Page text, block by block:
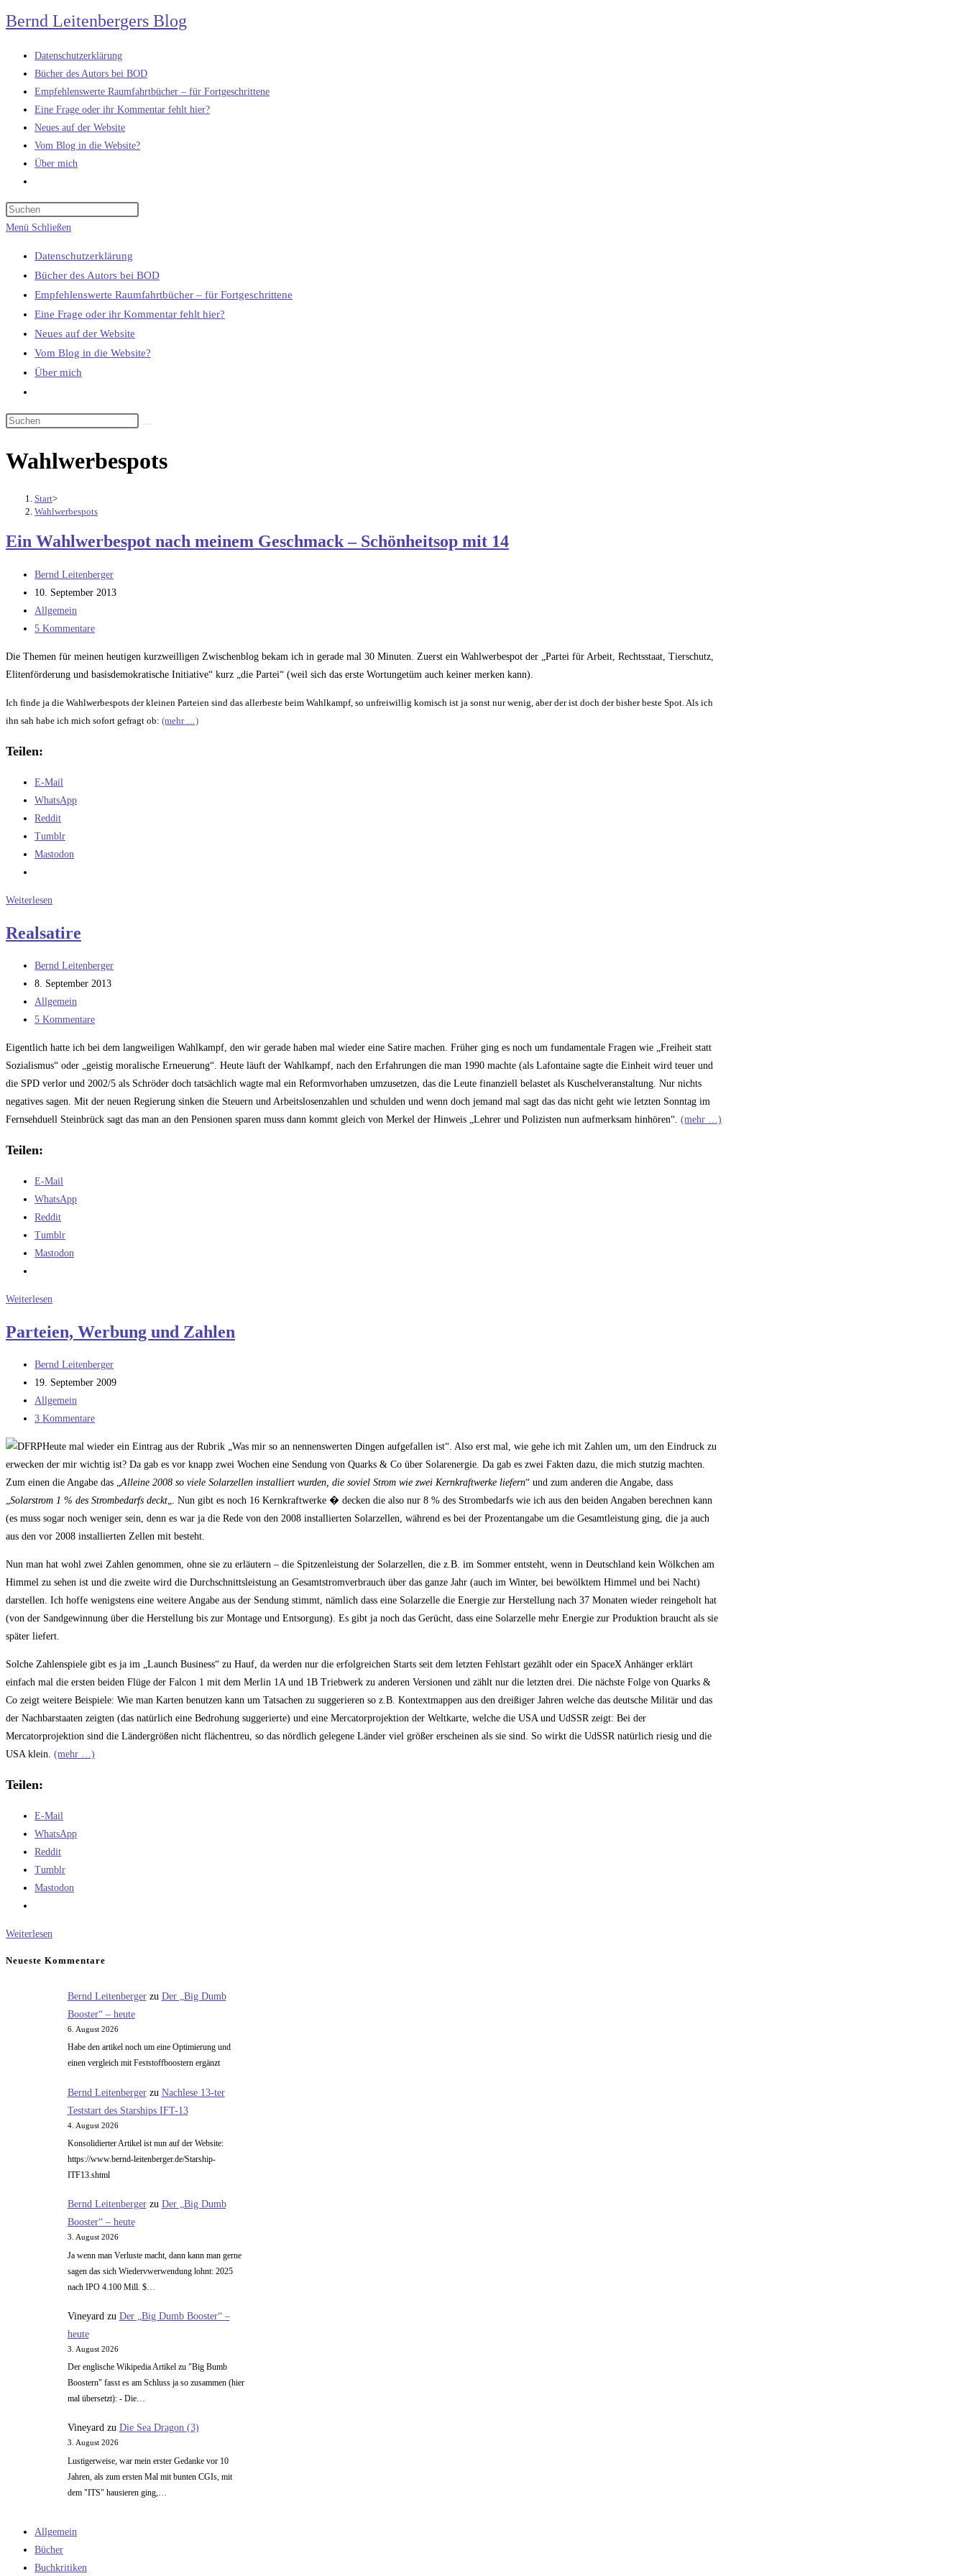
Zum
Inhalt
springen
Bernd Leitenbergers Blog
Datenschutzerklärung
Bücher des Autors bei BOD
Empfehlenswerte Raumfahrtbücher – für Fortgeschrittene
Eine Frage oder ihr Kommentar fehlt hier?
Neues auf der Website
Vom Blog in die Website?
Über mich
umschalten
Menü Schließen
Datenschutzerklärung
Bücher des Autors bei BOD
Empfehlenswerte Raumfahrtbücher – für Fortgeschrittene
Eine Frage oder ihr Kommentar fehlt hier?
Neues auf der Website
Vom Blog in die Website?
Über mich
umschalten
Wahlwerbespots
Start>
Wahlwerbespots
Ein Wahlwerbespot nach meinem Geschmack – Schönheitsop mit 14
Beitrags-
Autor:
Bernd Leitenberger
Beitrag
veröffentlicht:
10. September 2013
Beitrags-
Kategorie:
Allgemein
Beitrags-
5 Kommentare
Die Themen für meinen heutigen kurzweilligen Zwischenblog bekam ich in gerade mal 30 Minuten. Zuerst ein Wahlwerbespot der „Partei für Arbeit, Rechtsstaat, Tierschutz,
Elitenförderung und basisdemokratische Initiative“ kurz „die Partei“ (weil sich das erste Wortungetüm auch keiner merken kann).
Ich finde ja die Wahlwerbespots der kleinen Parteien sind das allerbeste beim Wahlkampf, so unfreiwillig komisch ist ja sonst nur wenig, aber der ist doch der bisher beste Spot. Als ich
ihn sah habe ich mich sofort gefragt ob: (mehr …)
Teilen:
E-Mail
WhatsApp
Reddit
Tumblr
Mastodon
Weiterlesen
nach
Geschmack
–
Schönheitsop
mit
14
Realsatire
Beitrags-
Autor:
Bernd Leitenberger
Beitrag
veröffentlicht:
8. September 2013
Beitrags-
Kategorie:
Allgemein
Beitrags-
5 Kommentare
Eigentlich hatte ich bei dem langweiligen Wahlkampf, den wir gerade haben mal wieder eine Satire machen. Früher ging es noch um fundamentale Fragen wie „Freiheit statt
Sozialismus“ oder „geistig moralische Erneuerung“. Heute läuft der Wahlkampf, nach den Erfahrungen die man 1990 machte (als Lafontaine sagte die Einheit wird teuer und
die SPD verlor und 2002/5 als Schröder doch tatsächlich wagte mal ein Reformvorhaben umzusetzen, das die Leute finanziell belastet als Kuschelveranstaltung. Nur nichts
negatives sagen. Mit der neuen Regierung sinken die Steuern und Arbeitslosenzahlen und schulden und wenn doch jemand mal sagt das das nicht geht wie letzten Sonntag im
Fernsehduell Steinbrück sagt das man an den Pensionen sparen muss dann kommt gleich von Merkel der Hinweis „Lehrer und Polizisten nun aufmerksam hinhören“. (mehr …)
Teilen:
E-Mail
WhatsApp
Reddit
Tumblr
Mastodon
Weiterlesen
Parteien, Werbung und Zahlen
Beitrags-
Autor:
Bernd Leitenberger
Beitrag
veröffentlicht:
19. September 2009
Beitrags-
Kategorie:
Allgemein
Beitrags-
3 Kommentare
Heute mal wieder ein Eintrag aus der Rubrik „Was mir so an nennenswerten Dingen aufgefallen ist“. Also erst mal, wie gehe ich mit Zahlen um, um den Eindruck zu
erwecken der mir wichtig ist? Da gab es vor knapp zwei Wochen eine Sendung von Quarks & Co über Solarenergie. Da gab es zwei Fakten dazu, die mich stutzig machten.
Zum einen die Angabe das „Alleine 2008 so viele Solarzellen installiert wurden, die soviel Strom wie zwei Kernkraftwerke liefern“ und zum anderen die Angabe, dass
„Solarstrom 1 % des Strombedarfs deckt„. Nun gibt es noch 16 Kernkraftwerke � decken die also nur 8 % des Strombedarfs wie ich aus den beiden Angaben berechnen kann
(es muss sogar noch weniger sein, denn es war ja die Rede von den 2008 installierten Solarzellen, während es bei der Prozentangabe um die Gesamtleistung ging, die ja auch
aus den vor 2008 installierten Zellen mit besteht.
Nun man hat wohl zwei Zahlen genommen, ohne sie zu erläutern – die Spitzenleistung der Solarzellen, die z.B. im Sommer entsteht, wenn in Deutschland kein Wölkchen am
Himmel zu sehen ist und die zweite wird die Durchschnittsleistung an Gesamtstromverbrauch über das ganze Jahr (auch im Winter, bei bewölktem Himmel und bei Nacht)
darstellen. Ich hoffe wenigstens eine weitere Angabe aus der Sendung stimmt, nämlich dass eine Solarzelle die Energie zur Herstellung nach 37 Monaten wieder reingeholt hat
(von der Sandgewinnung über die Herstellung bis zur Montage und Entsorgung). Es gibt ja noch das Gerücht, dass eine Solarzelle mehr Energie zur Produktion braucht als sie
später liefert.
Solche Zahlenspiele gibt es ja im „Launch Business“ zu Hauf, da werden nur die erfolgreichen Starts seit dem letzten Fehlstart gezählt oder ein SpaceX Anhänger erklärt
einfach mal die ersten beiden Flüge der Falcon 1 mit dem Merlin 1A und 1B Triebwerk zu anderen Versionen und zählt nur die letzten drei. Die nächste Folge von Quarks &
Co zeigt weitere Beispiele: Wie man Karten benutzen kann um Tatsachen zu suggerieren so z.B. Kontextmappen aus den dreißiger Jahren welche das deutsche Militär und das
der Nachbarstaaten zeigten (das natürlich eine Bedrohung suggerierte) und eine Mercatorprojektion der Weltkarte, welche die USA und UdSSR zeigt: Bei der
Mercatorprojektion sind die Ländergrößen nicht flächentreu, so das nördlich gelegene Länder viel größer erscheinen als sie sind. So wirkt die UdSSR natürlich riesig und die
USA klein. (mehr …)
Teilen:
E-Mail
WhatsApp
Reddit
Tumblr
Mastodon
Weiterlesen
Neueste Kommentare
Bernd Leitenbergerzu Der „Big Dumb
Booster“ – heute
6. August 2026
Habe den artikel noch um eine Optimierung und
einen vergleich mit Feststoffboostern ergänzt
Bernd Leitenbergerzu Nachlese 13-ter
Teststart des Starships IFT-13
4. August 2026
Konsolidierter Artikel ist nun auf der Website:
https://www.bernd-leitenberger.de/Starship-
ITF13.shtml
Bernd Leitenbergerzu Der „Big Dumb
Booster“ – heute
3. August 2026
Ja wenn man Verluste macht, dann kann man gerne
sagen das sich Wiedervwerwendung lohnt: 2025
nach IPO 4.100 Mill. $…
Vineyard zu Der „Big Dumb Booster“ –
heute
3. August 2026
Der englische Wikipedia Artikel zu "Big Bumb
Boostern" fasst es am Schluss ja so zusammen (hier
mal übersetzt): - Die…
Vineyardzu Die Sea Dragon (3)
3. August 2026
Lustigerweise, war mein erster Gedanke vor 10
Jahren, als zum ersten Mal mit bunten CGIs, mit
dem "ITS" hausieren ging,…
Allgemein
Bücher
Buchkritiken